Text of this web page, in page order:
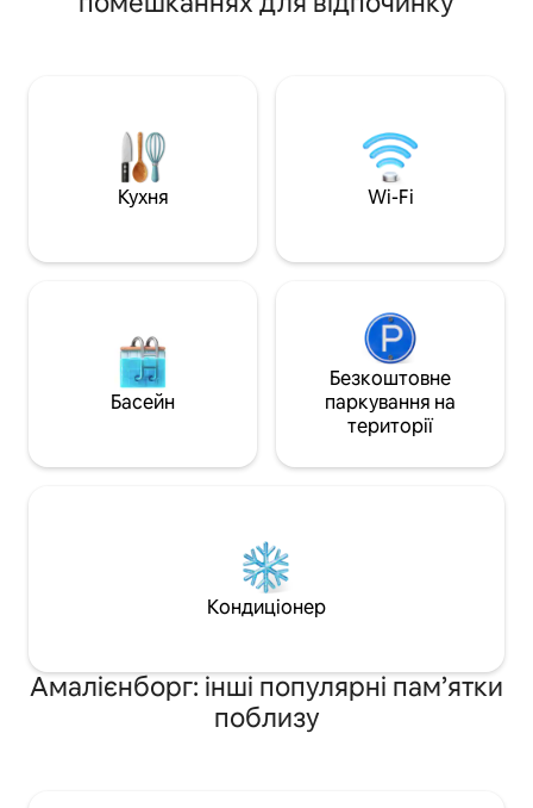
140 кв. м ви зупиняєтеся в розкішній
Історичний маєток, побудований у
1789 році в театрі Це місце також
ідеально підходить для ділових
зустрічей / робочих перебувань
повністю
всіх основних
спальнею та
а через жалюзі
трохи світла від
Кухня Wi-Fi
Басейн
Безкоштовне
паркування на
території
Кондиціонер
Амалієнборг: інші популярні пам’ятки
поблизу